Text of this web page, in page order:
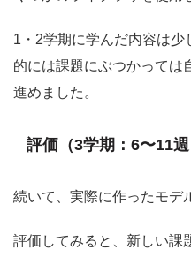
1・2学期に学んだ内容は
的には課題にぶつかっては
進めました。
評価（3学期：6〜11週
続いて、実際に作ったモデ
評価してみると、新しい課